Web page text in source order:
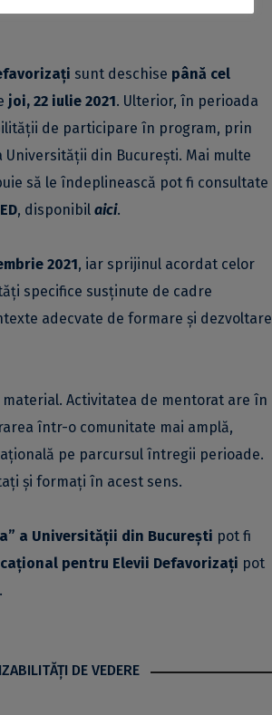
sunt deschise până cel
joi, 22 iulie 2021. Ulterior, în perioada
de participare în program, prin
din București. Mai multe
să le îndeplinească pot fi consultate
, disponibil aici.
2021, iar sprijinul acordat celor
specifice susținute de cadre
adecvate de formare și dezvoltare
Activitatea de mentorat are în
într-o comunitate mai amplă,
pe parcursul întregii perioade.
și formați în acest sens.
a Universității din București pot fi
pentru Elevii Defavorizați pot
.
DE VEDERE